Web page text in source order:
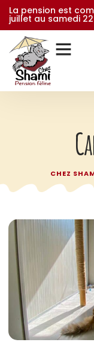
La pension est
juillet au samedi
CHEZ